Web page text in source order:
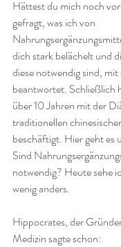
Hättest du mich noch
gefragt, was ich von
dich stark belächelt und
diese notwendig sind,
beantwortet. Schließlich
über 10 Jahren mit der
traditionellen
beschäftigt. Hier geht es
Sind
notwendig? Heute sehe
wenig anders.
Hippocrates, der
Medizin sagte schon: